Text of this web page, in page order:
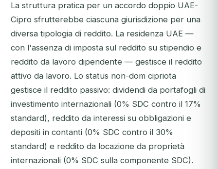
La struttura pratica per un accordo doppio UAE-
Cipro sfrutterebbe ciascuna giurisdizione per una
diversa tipologia di reddito. La residenza UAE —
con l'assenza di imposta sul reddito su stipendio e
reddito da lavoro dipendente — gestisce il reddito
attivo da lavoro. Lo status non-dom cipriota
gestisce il reddito passivo: dividendi da portafogli di
investimento internazionali (0% SDC contro il 17%
standard), reddito da interessi su obbligazioni e
depositi in contanti (0% SDC contro il 30%
standard) e reddito da locazione da proprietà
internazionali (0% SDC sulla componente SDC).